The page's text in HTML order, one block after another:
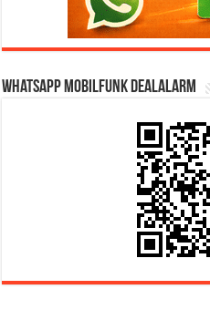
WhatsApp Mobilfunk DealAlarm